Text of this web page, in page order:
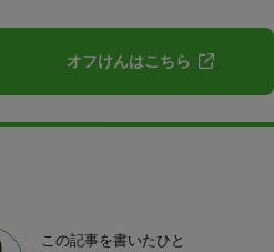
オフけんはこちら
この記事を書いたひと